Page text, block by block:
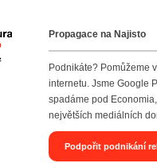
Agentura NajistoPropagace na Najisto
Podnikáte? Pomůžeme
internetu. Jsme Google
spadáme pod
největších mediálních
Podpořit podnikání